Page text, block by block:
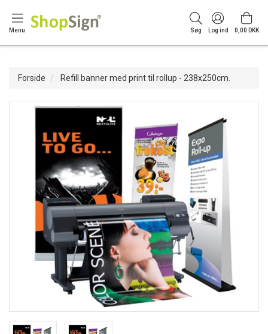
Menu Søg Log ind 0,00 DKK
Forside Refill banner med print til rollup - 238x250cm.